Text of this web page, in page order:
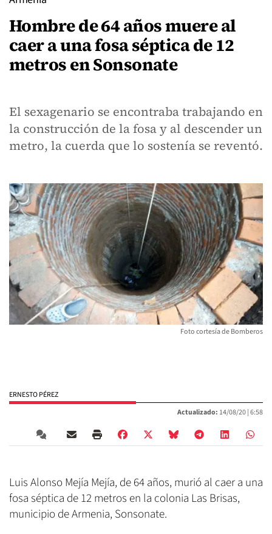
Hombre de 64 años muere al
caer a una fosa séptica de 12
metros en Sonsonate
El sexagenario se encontraba trabajando en
la construcción de la fosa y al descender un
metro, la cuerda que lo sostenía se reventó.
Foto cortesía de Bomberos
ERNESTO PÉREZ
Actualizado: 14/08/20 |6:58
Luis Alonso Mejía Mejía, de 64 años, murió al caer a una
fosa séptica de 12 metros en la colonia Las Brisas,
municipio de Armenia, Sonsonate.